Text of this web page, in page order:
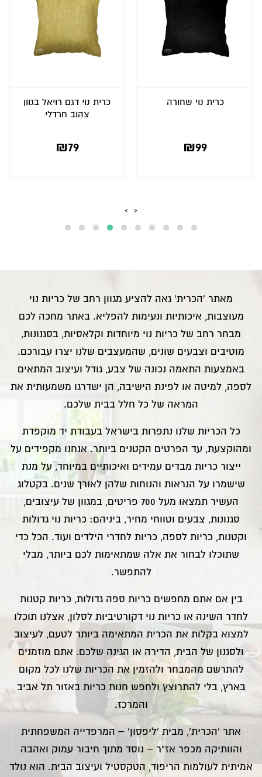
כרית נוי שחורה
₪99
כרית נוי דגם יעל בגוון תכלת
94 ₪78
‹ ›
מאתר ‘הכרית’ גאה להציע מגוון רחב של כריות נוי
מעוצבות, איכותיות ונעימות להפליא. באתר מחכה לכם
מבחר רחב של כריות נוי מיוחדות וקלאסיות, בסגנונות,
מוטיבים וצבעים שונים, שהמעצבים שלנו יצרו עבורכם.
באמצעות התאמה נכונה של צבע, גודל ועיצוב המתאים
לספה, למיטה או לפינת הישיבה, הן ישדרגו משמעותית את
המראה של כל חלל בבית שלכם.
כל הכריות שלנו נתפרות בישראל בעבודת יד מוקפדת
ומהוקצעת, עד הפרטים הקטנים ביותר. אנחנו מקפידים על
ייצור כריות מבדים עמידים ואיכותיים במיוחד, על מנת
שישמרו על הנראות והנוחות שלהן לאורך שנים. בקטלוג
העשיר תמצאו מעל 700 פריטים, במגוון של עיצובים,
סגנונות, צבעים וטווחי מחיר, ביניהם: כריות נוי גדולות
וקטנות, כריות לספה, כריות לחדרי הילדים ועוד. הכל כדי
שתוכלו לבחור את אלה שמתאימות לכם ביותר, מבלי
להתפשר.
בין אם אתם מחפשים כריות ספה גדולות, כריות קטנות
לחדר השינה או כריות נוי דקורטיביות לסלון, אצלנו תוכלו
למצוא בקלות את הכרית המתאימה ביותר לטעם, לעיצוב
ולסגנון של הבית, הדירה או הגינה שלכם. אתם מוזמנים
להתרשם מהמבחר ולהזמין את הכריות שלנו לכל מקום
בארץ, בלי להתרוצץ ולחפש חנות כריות באזור תל אביב
והמרכז.
אתר ‘הכרית’, מבית ‘ליפסון’ – המרפדייה המשפחתית
והוותיקה מכפר אז”ר – נוסד מתוך חיבור עמוק ואהבה
אמיתית לעולמות הריפוד, הטקסטיל ועיצוב הבית. הוא נולד